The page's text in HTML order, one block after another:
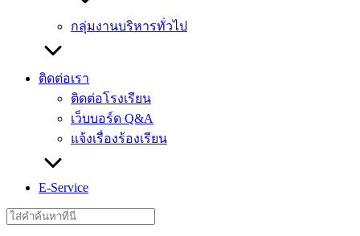
กลุ่มงานบริหารทั่วไป
ติดต่อเรา
ติดต่อโรงเรียน
เว็บบอร์ด Q&A
แจ้งเรื่องร้องเรียน
E-Service
Search
for: